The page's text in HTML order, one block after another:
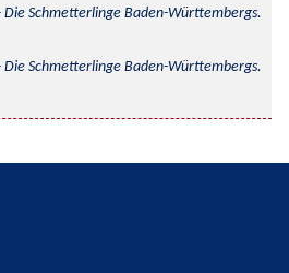
Schmetterlinge Baden-Württembergs.
Schmetterlinge Baden-Württembergs.